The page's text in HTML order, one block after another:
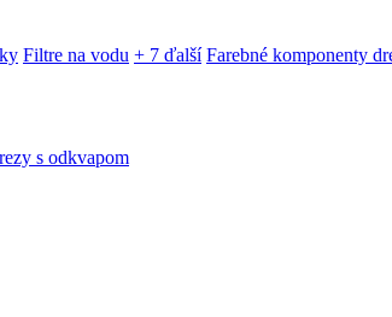
Filtre na vodu + 7 ďalší Farebné komponenty
s odkvapom